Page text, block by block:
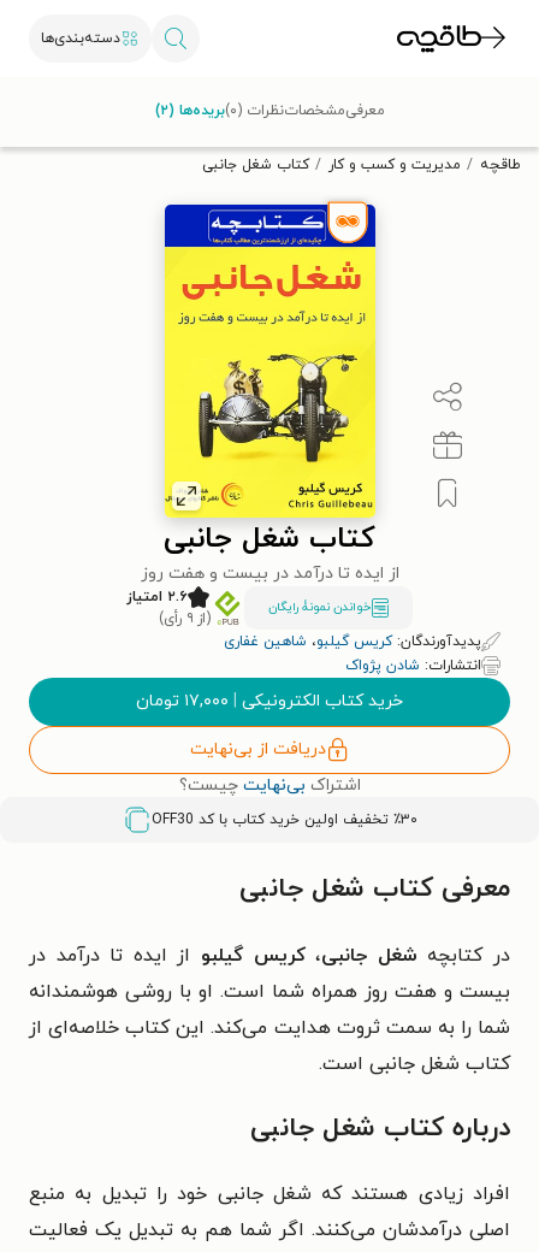
دسته‌بندی‌ها
تخفیف از طاقچه دریافت کن.
طاقچه مدیریت و کسب و کار کتاب شغل جانبی
کتاب شغل جانبی
از ایده تا درآمد در بیست و هفت روز
خواندن نمونۀ رایگان
۲.۶ امتیاز
(از ۹ رأی)
پدیدآورندگان:کریس گیلبو، شاهین غفاری
انتشارات: شادن پژواک
خرید کتاب الکترونیکی | ۱۷,۰۰۰ تومان
دریافت از بی‌نهایت
اشتراک بی‌نهایت چیست؟
٪۳۰ تخفیف اولین خرید کتاب با کد OFF30
معرفیمشخصاتنظرات (۰) بریده‌ها (۲)
معرفی کتاب شغل جانبی
در کتابچه شغل جانبی،کریس گیلبو از ایده تا درآمد در
بیست و هفت روز همراه شما است. او با روشی هوشمندانه
شما را به سمت ثروت هدایت می‌کند. این کتاب خلاصه‌ای از
کتاب شغل جانبی است.
درباره کتاب شغل جانبی
افراد زیادی هستند که شغل‌ جانبی خود را تبدیل به منبع
اصلی درآمدشان می‌کنند. اگر شما هم به تبدیل یک فعالیت